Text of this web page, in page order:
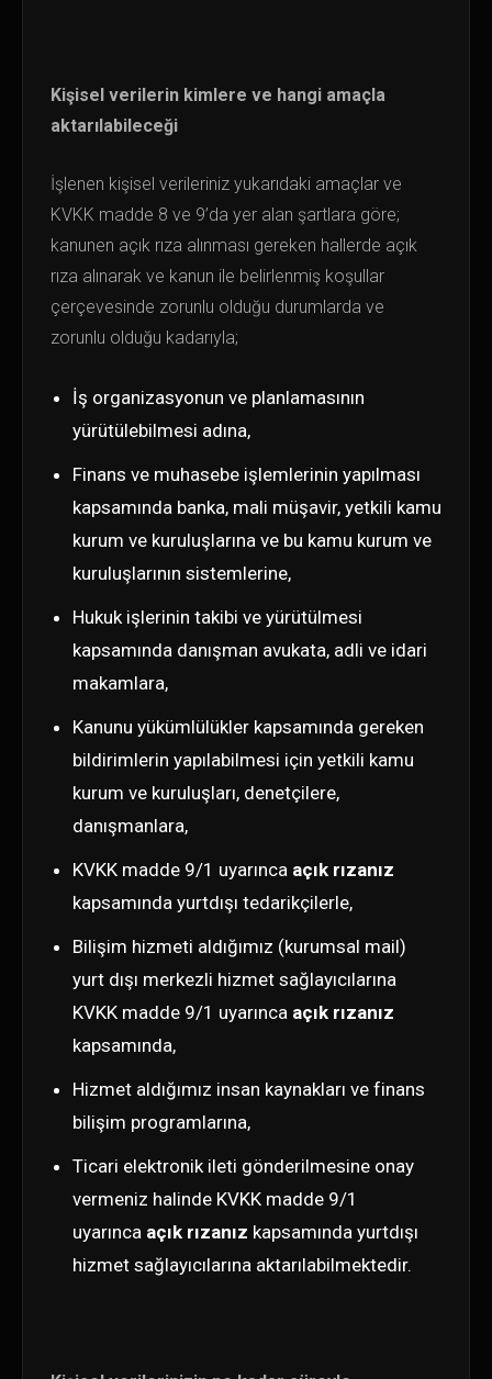
Kişisel verilerin kimlere ve hangi amaçla
aktarılabileceği
İşlenen kişisel verileriniz yukarıdaki amaçlar ve
KVKK madde 8 ve 9’da yer alan şartlara göre;
kanunen açık rıza alınması gereken hallerde açık
rıza alınarak ve kanun ile belirlenmiş koşullar
çerçevesinde zorunlu olduğu durumlarda ve
zorunlu olduğu kadarıyla;
İş organizasyonun ve planlamasının
yürütülebilmesi adına,
Finans ve muhasebe işlemlerinin yapılması
kapsamında banka, mali müşavir, yetkili kamu
kurum ve kuruluşlarına ve bu kamu kurum ve
kuruluşlarının sistemlerine,
Hukuk işlerinin takibi ve yürütülmesi
kapsamında danışman avukata, adli ve idari
makamlara,
Kanunu yükümlülükler kapsamında gereken
bildirimlerin yapılabilmesi için yetkili kamu
kurum ve kuruluşları, denetçilere,
danışmanlara,
KVKK madde 9/1 uyarınca açık rızanız
kapsamında yurtdışı tedarikçilerle,
Bilişim hizmeti aldığımız (kurumsal mail)
yurt dışı merkezli hizmet sağlayıcılarına
KVKK madde 9/1 uyarınca açık rızanız
kapsamında,
Hizmet aldığımız insan kaynakları ve finans
bilişim programlarına,
Ticari elektronik ileti gönderilmesine onay
vermeniz halinde KVKK madde 9/1
uyarınca açık rızanız kapsamında yurtdışı
hizmet sağlayıcılarına aktarılabilmektedir.